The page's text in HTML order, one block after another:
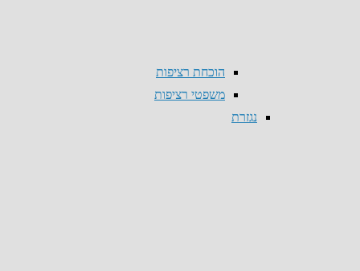
הוכחת רציפות
משפטי רציפות
נגזרת